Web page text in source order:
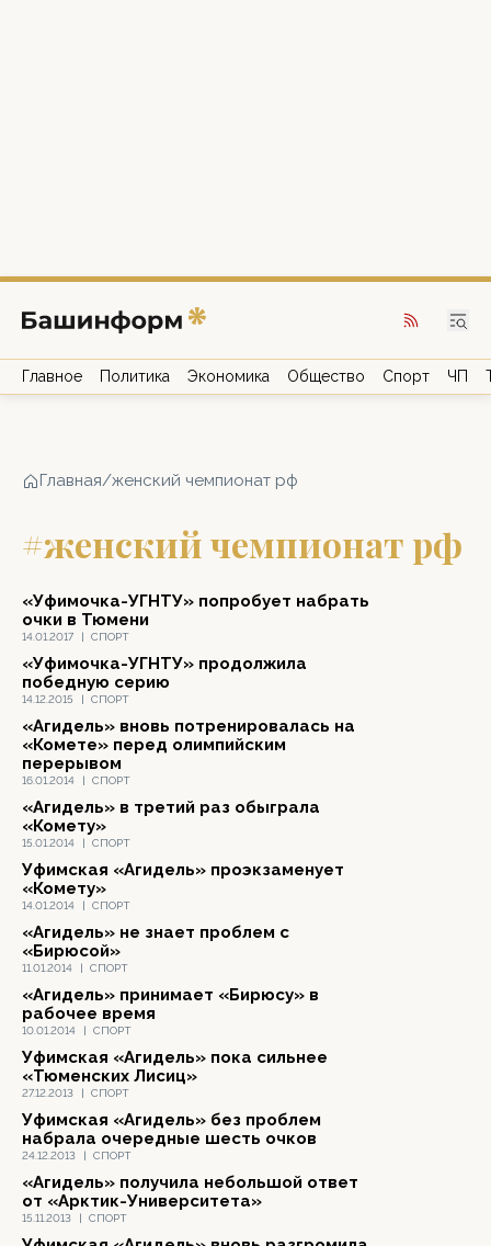
Главное Политика Экономика Общество Спорт ЧП
Главная/женский чемпионат рф
#женский чемпионат рф
14.01.2017 | СПОРТ
«Уфимочка-УГНТУ» попробует набрать
очки в Тюмени
14.12.2015 | СПОРТ
«Уфимочка-УГНТУ» продолжила
победную серию
16.01.2014 | СПОРТ
«Агидель» вновь потренировалась на
«Комете» перед олимпийским
перерывом
15.01.2014 | СПОРТ
«Агидель» в третий раз обыграла
«Комету»
14.01.2014 | СПОРТ
Уфимская «Агидель» проэкзаменует
«Комету»
11.01.2014 | СПОРТ
«Агидель» не знает проблем с
«Бирюсой»
10.01.2014 | СПОРТ
«Агидель» принимает «Бирюсу» в
рабочее время
27.12.2013 | СПОРТ
Уфимская «Агидель» пока сильнее
«Тюменских Лисиц»
24.12.2013 | СПОРТ
Уфимская «Агидель» без проблем
набрала очередные шесть очков
15.11.2013 | СПОРТ
«Агидель» получила небольшой ответ
от «Арктик-Университета»